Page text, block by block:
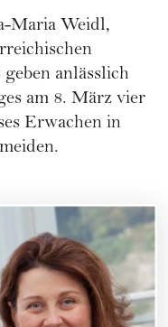
Maria Weidl,
anlässlich
am 8. März vier
Erwachen in